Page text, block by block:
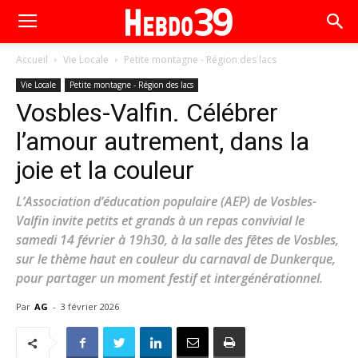
Accueil Vie Locale Petite montagne - Région des lacs
Vie Locale Petite montagne - Région des lacs
Vosbles-Valfin. Célébrer
l’amour autrement, dans la
joie et la couleur
L’Association d’éducation populaire (AEP) de Vosbles-
Valfin invite petits et grands à un repas convivial le
samedi 14 février à 19h30, à la salle des fêtes de Vosbles,
sur le thème haut en couleur du carnaval de Dunkerque,
pour partager un moment festif et intergénérationnel.
Par AG - 3 février 2026